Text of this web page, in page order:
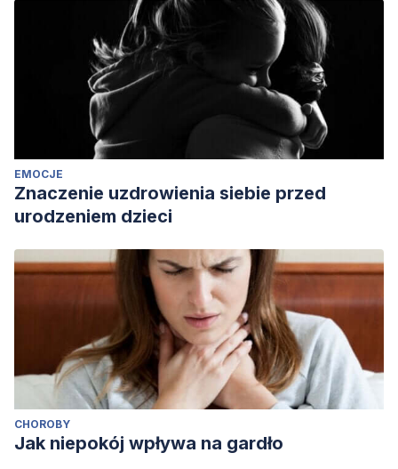
EMOCJE
Znaczenie uzdrowienia siebie przed
urodzeniem dzieci
CHOROBY
Jak niepokój wpływa na gardło